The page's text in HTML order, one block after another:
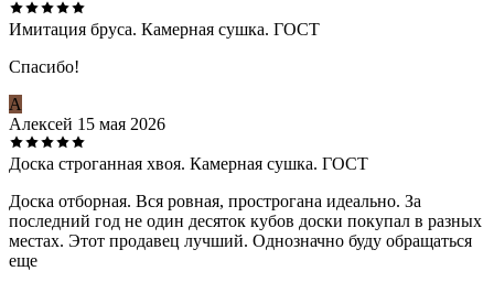
Имитация бруса. Камерная сушка. ГОСТ
Спасибо!
А
Алексей 15 мая 2026
Доска строганная хвоя. Камерная сушка. ГОСТ
Доска отборная. Вся ровная, прострогана идеально. За
последний год не один десяток кубов доски покупал в разных
местах. Этот продавец лучший. Однозначно буду обращаться
еще